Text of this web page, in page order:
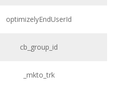
optimizelyEndUserId
cb_group_id
_mkto_trk